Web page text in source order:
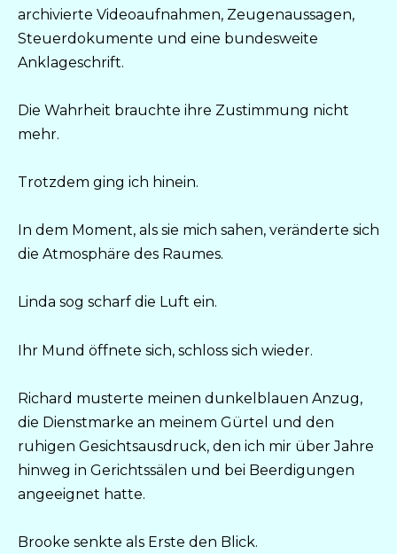
archivierte Videoaufnahmen, Zeugenaussagen,
Steuerdokumente und eine bundesweite
Anklageschrift.
Die Wahrheit brauchte ihre Zustimmung nicht
mehr.
Trotzdem ging ich hinein.
In dem Moment, als sie mich sahen, veränderte sich
die Atmosphäre des Raumes.
Linda sog scharf die Luft ein.
Ihr Mund öffnete sich, schloss sich wieder.
Richard musterte meinen dunkelblauen Anzug,
die Dienstmarke an meinem Gürtel und den
ruhigen Gesichtsausdruck, den ich mir über Jahre
hinweg in Gerichtssälen und bei Beerdigungen
angeeignet hatte.
Brooke senkte als Erste den Blick.